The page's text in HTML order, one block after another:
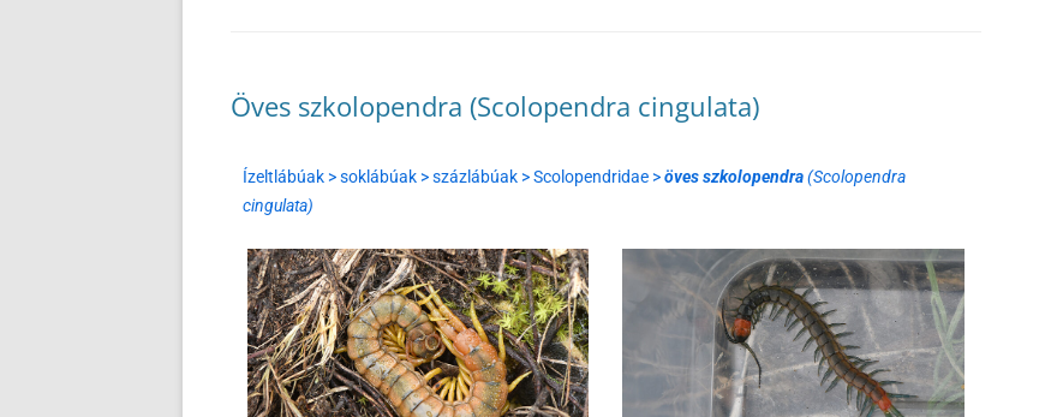
Öves szkolopendra (Scolopendra cingulata)
Ízeltlábúak > soklábúak > százlábúak > Scolopendridae >öves szkolopendra(Scolopendra
cingulata)